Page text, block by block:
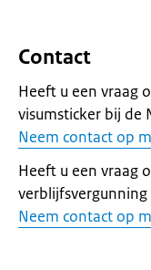
Contact
Heeft u een vraag
visumsticker bij de
Neem contact op
Heeft u een vraag
Neem contact op